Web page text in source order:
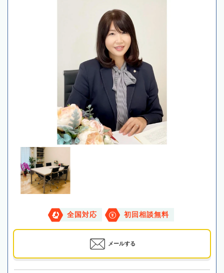
全国対応 初回相談無料
メールする